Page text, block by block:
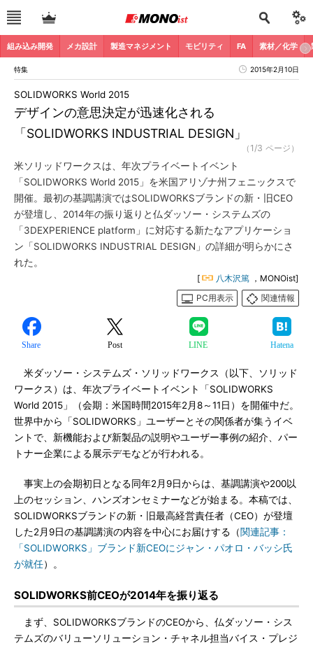
組み込み開発 メカ設計 製造マネジメント モビリティ FA 素材／化学
特集 2015年2月10日
デザインの意思決定が迅速化される
「SOLIDWORKS INDUSTRIAL DESIGN」
SOLIDWORKS World 2015
（1/3 ページ）
米ソリッドワークスは、年次プライベートイベント
「SOLIDWORKS World 2015」を米国アリゾナ州フェニックスで
開催。最初の基調講演ではSOLIDWORKSブランドの新・旧CEO
が登壇し、2014年の振り返りと仏ダッソー・システムズの
「3DEXPERIENCE platform」に対応する新たなアプリケーショ
ン「SOLIDWORKS INDUSTRIAL DESIGN」の詳細が明らかにさ
れた。
[ 八木沢篤 ，MONOist]
PC用表示
関連情報
Share Post LINE Hatena
米ダッソー・システムズ・ソリッドワークス（以下、ソリッド
ワークス）は、年次プライベートイベント「SOLIDWORKS
World 2015」（会期：米国時間2015年2月8～11日）を開催中だ。
世界中から「SOLIDWORKS」ユーザーとその関係者が集うイベ
ントで、新機能および新製品の説明やユーザー事例の紹介、パー
トナー企業による展示デモなどが行われる。
事実上の会期初日となる同年2月9日からは、基調講演や200以
上のセッション、ハンズオンセミナーなどが始まる。本稿では、
SOLIDWORKSブランドの新・旧最高経営責任者（CEO）が登壇
した2月9日の基調講演の内容を中心にお届けする（関連記事：
「SOLIDWORKS」ブランド新CEOにジャン・パオロ・バッシ氏
が就任）。
SOLIDWORKS前CEOが2014年を振り返る
まず、SOLIDWORKSブランドのCEOから、仏ダッソー・シス
テムズのバリューソリューション・チャネル担当バイス・プレジ